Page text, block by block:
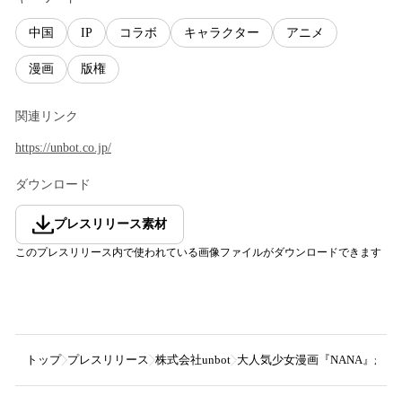
中国 IP コラボ キャラクター アニメ
漫画 版権
関連リンク
https://unbot.co.jp/
ダウンロード
プレスリリース素材
このプレスリリース内で使われている画像ファイルがダウンロードできます
トップ プレスリリース 株式会社unbot 大人気少女漫画『NANA』が